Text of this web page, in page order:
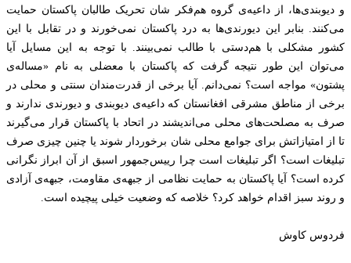
و دیوبندی‌ها، از داعیه‌ی گروه هم‌فکر شان تحریک طالبان پاکستان حمایت
می‌کنند. بنابر این دیورندی‌ها به درد پاکستان نمی‌خورند و در تقابل با این
کشور مشکلی با هم‌دستی با طالب نمی‌بینند. با توجه به این ‌مسایل آیا
می‌توان این طور نتیجه گرفت که پاکستان با معضلی به نام «مساله‌ی
پشتون» مواجه است؟ نمی‌دانم. آیا برخی از قدرت‌مندان سنتی و محلی در
برخی از مناطق مشرقی افغانستان که داعیه‌‌ی دیوبندی و دیورندی ندارند و
صرف به مصلحت‌های محلی می‌اندیشند در اتحاد با پاکستان قرار می‌گیرند
تا از امتیازاتش برای جوامع محلی شان برخوردار شوند یا چنین چیزی صرف
تبلیغات است؟ اگر تبلیغات است چرا رییس‌جمهور اسبق از آن ابراز نگرانی
کرده است؟ آیا پاکستان به حمایت نظامی از جبهه‌ی مقاومت، جبهه‌ی آزادی
و روند سبز اقدام خواهد کرد؟ خلاصه که وضعیت خیلی پیچیده است.
فردوس کاوش